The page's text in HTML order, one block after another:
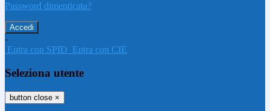
Password dimenticata?
-
Entra con SPID Entra con CIE
Seleziona utente
button close ×